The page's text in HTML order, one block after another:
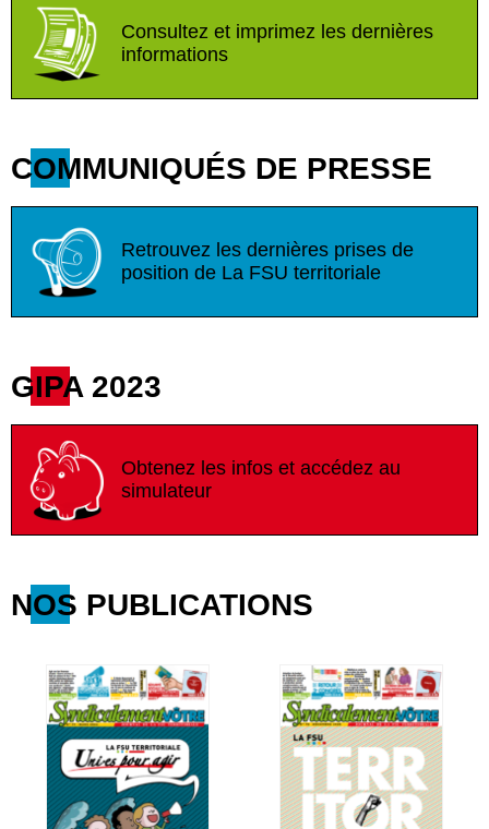
Consultez et imprimez les dernières
informations
COMMUNIQUÉS DE PRESSE
Retrouvez les dernières prises de
position de La FSU territoriale
GIPA 2023
Obtenez les infos et accédez au
simulateur
NOS PUBLICATIONS